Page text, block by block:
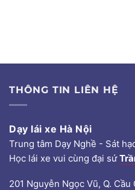
THÔNG TIN LIÊN HỆ
Dạy lái xe Hà Nội
Trung tâm Dạy Nghề - Sát
Học lái xe vui cùng đại sứ
201 Nguyễn Ngọc Vũ, Q. Cầu